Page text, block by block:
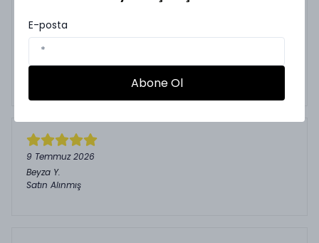
8 Kasım 2025
şaziye t.
Satın Alınmış
Çok beğendim zaten daha önce de alışveriş
yapmıştım başarılarının devamını dilerim
9 Temmuz 2026
Beyza Y.
Satın Alınmış
E-posta
Abone Ol